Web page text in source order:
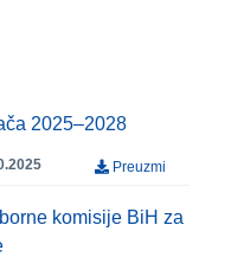
2025–2028
Preuzmi
komisije BiH za